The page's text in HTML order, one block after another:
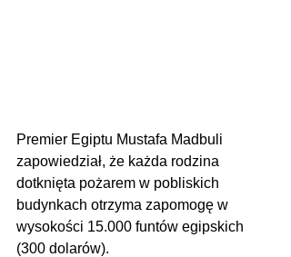
Premier Egiptu Mustafa Madbuli
zapowiedział, że każda rodzina
dotknięta pożarem w pobliskich
budynkach otrzyma zapomogę w
wysokości 15.000 funtów egipskich
(300 dolarów).